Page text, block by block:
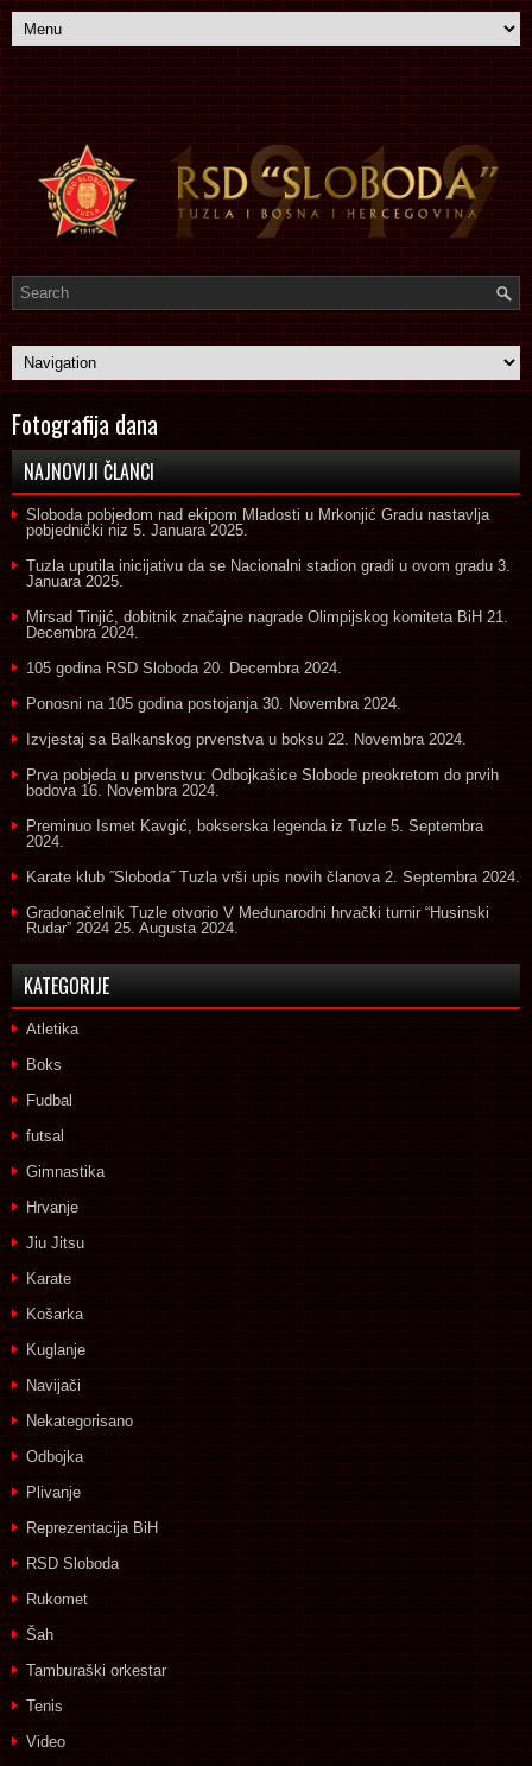
Fotografija dana
NAJNOVIJI ČLANCI
Sloboda pobjedom nad ekipom Mladosti u Mrkonjić Gradu nastavlja
pobjednički niz 5. Januara 2025.
Tuzla uputila inicijativu da se Nacionalni stadion gradi u ovom gradu 3.
Januara 2025.
Mirsad Tinjić, dobitnik značajne nagrade Olimpijskog komiteta BiH 21.
Decembra 2024.
105 godina RSD Sloboda 20. Decembra 2024.
Ponosni na 105 godina postojanja 30. Novembra 2024.
Izvjestaj sa Balkanskog prvenstva u boksu 22. Novembra 2024.
Prva pobjeda u prvenstvu: Odbojkašice Slobode preokretom do prvih
bodova 16. Novembra 2024.
Preminuo Ismet Kavgić, bokserska legenda iz Tuzle 5. Septembra
2024.
Karate klub ˝Sloboda˝ Tuzla vrši upis novih članova 2. Septembra 2024.
Gradonačelnik Tuzle otvorio V Međunarodni hrvački turnir “Husinski
Rudar” 2024 25. Augusta 2024.
KATEGORIJE
Atletika
Boks
Fudbal
futsal
Gimnastika
Hrvanje
Jiu Jitsu
Karate
Košarka
Kuglanje
Navijači
Nekategorisano
Odbojka
Plivanje
Reprezentacija BiH
RSD Sloboda
Rukomet
Šah
Tamburaški orkestar
Tenis
Video